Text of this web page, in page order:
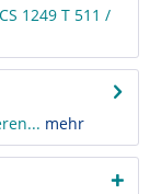
1249 T 511 /
mehr